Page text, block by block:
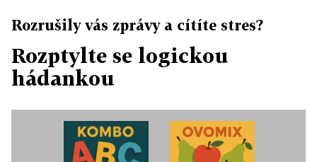
Rozrušily vás zprávy a cítíte stres?
Rozptylte se logickou
hádankou